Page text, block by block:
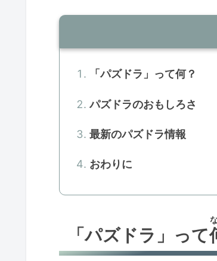
「パズドラ」って何？
パズドラのおもしろさ
最新のパズドラ情報
おわりに
「パズドラ」って